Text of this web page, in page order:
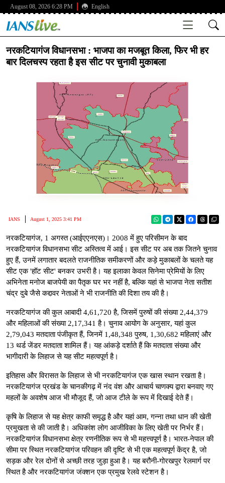
August 08, 2026 6:28 PM English
नरकटियागंज विधानसभा : भाजपा का मजबूत किला, फिर भी हर
बार दिलचस्प रहता है इस सीट पर चुनावी मुकाबला
IANS August 1, 2025 3:41 PM
नरकटियागंज, 1 अगस्त (आईएएनएस)। 2008 में हुए परिसीमन के बाद
नरकटियागंज विधानसभा सीट अस्तित्व में आई। इस सीट पर अब तक जितने चुनाव
हुए हैं, उनमें लगातार बदलते राजनीतिक समीकरणों और कड़े मुकाबलों के चलते यह
सीट एक 'हॉट सीट' बनकर उभरी है। यह इलाका केवल सिनेमा प्रेमियों के लिए
अभिनेता मनोज बाजपेयी का पैतृक घर भर नहीं है, बल्कि यहां से भाजपा नेता सतीश
चंद्र दुबे जैसे कद्दावर नेताओं ने भी राजनीति की दिशा तय की है।
नरकटियागंज की कुल आबादी 4,61,720 है, जिसमें पुरुषों की संख्या 2,44,379
और महिलाओं की संख्या 2,17,341 है। चुनाव आयोग के अनुसार, यहां कुल
2,79,043 मतदाता पंजीकृत हैं, जिनमें 1,48,348 पुरुष, 1,30,682 महिलाएं और
13 थर्ड जेंडर मतदाता शामिल हैं। यह आंकड़े दर्शाते हैं कि मतदाता संख्या और
भागीदारी के लिहाज से यह सीट महत्वपूर्ण है।
इतिहास और विरासत के लिहाज से भी नरकटियागंज एक खास स्थान रखता है।
नरकटियागंज प्रखंड के चानकीगढ़ में नंद वंश और आचार्य चाणक्य द्वारा बनवाए गए
महलों के अवशेष आज भी मौजूद हैं, जो आज टीले के रूप में दिखाई देते हैं।
कृषि के लिहाज से यह क्षेत्र काफी समृद्ध है और यहां आम, गन्ना तथा धान की खेती
प्रमुखता से की जाती है। अधिकांश लोग आजीविका के लिए खेती पर निर्भर हैं।
नरकटियागंज विधानसभा क्षेत्र रणनीतिक रूप से भी महत्त्वपूर्ण है। भारत-नेपाल की
सीमा पर स्थित नरकटियागंज परिवहन की दृष्टि से भी एक महत्वपूर्ण केंद्र है, जो
सड़क और रेल दोनों से अच्छी तरह जुड़ा हुआ है। यह बरौनी-गोरखपुर रेलमार्ग पर
स्थित है और नरकटियागंज जंक्शन एक प्रमुख रेलवे स्टेशन है।